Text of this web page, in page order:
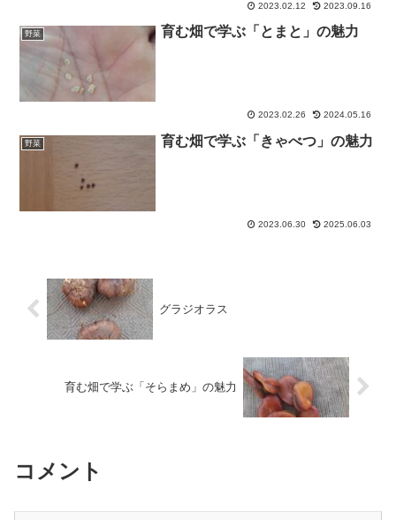
2023.02.12 2023.09.16
野菜 育む畑で学ぶ「とまと」の魅力
2023.02.26 2024.05.16
野菜 育む畑で学ぶ「きゃべつ」の魅力
2023.06.30 2025.06.03
グラジオラス
育む畑で学ぶ「そらまめ」の魅力
コメント